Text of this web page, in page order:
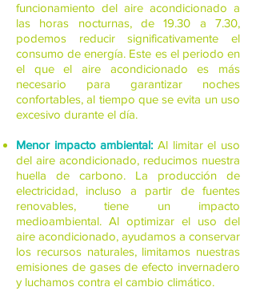
funcionamiento del aire acondicionado a
las horas nocturnas, de 19.30 a 7.30,
podemos reducir significativamente el
consumo de energía. Este es el periodo en
el que el aire acondicionado es más
necesario para garantizar noches
confortables, al tiempo que se evita un uso
excesivo durante el día.
Menor impacto ambiental: Al limitar el uso
del aire acondicionado, reducimos nuestra
huella de carbono. La producción de
electricidad, incluso a partir de fuentes
renovables, tiene un impacto
medioambiental. Al optimizar el uso del
aire acondicionado, ayudamos a conservar
los recursos naturales, limitamos nuestras
emisiones de gases de efecto invernadero
y luchamos contra el cambio climático.